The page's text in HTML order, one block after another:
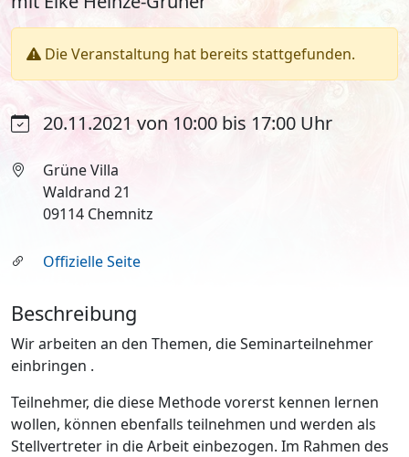
Die Veranstaltung hat bereits stattgefunden.
20.11.2021 von 10:00 bis 17:00 Uhr
Grüne Villa
Waldrand 21
09114 Chemnitz
Offizielle Seite
Beschreibung
Wir arbeiten an den Themen, die Seminarteilnehmer
einbringen .
Teilnehmer, die diese Methode vorerst kennen lernen
wollen, können ebenfalls teilnehmen und werden als
Stellvertreter in die Arbeit einbezogen. Im Rahmen des